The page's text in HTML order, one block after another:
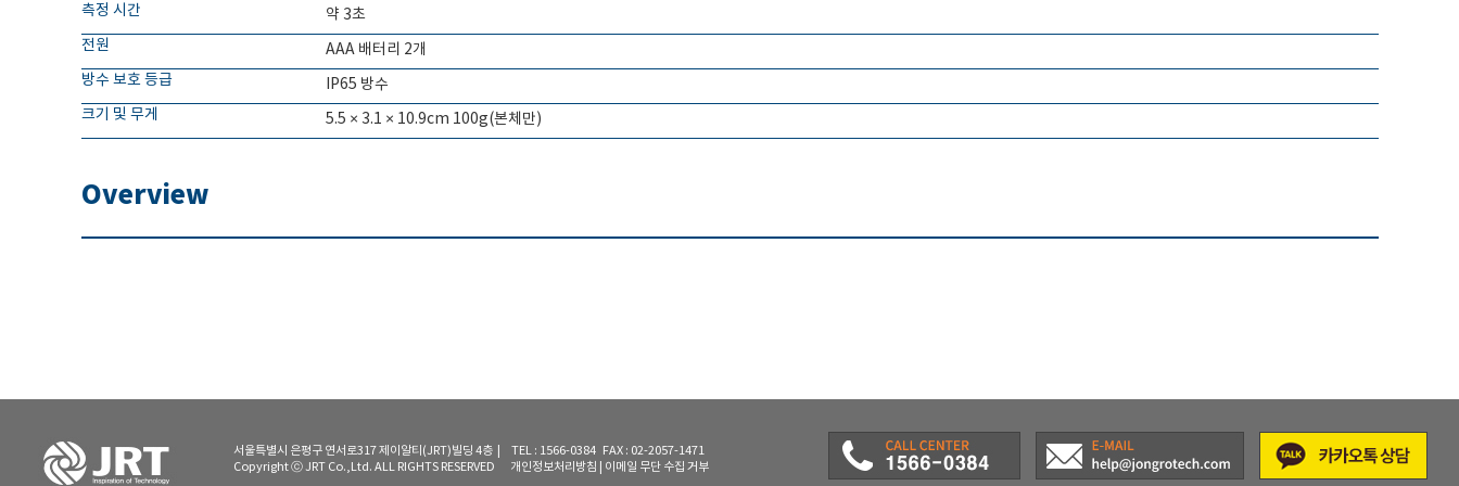
측정 시간
약 3초
전원
AAA 배터리 2개
방수 보호 등급
IP65 방수
크기 및 무게
5.5 × 3.1 × 10.9cm 100g(본체만)
Overview
서울특별시 은평구 연서로317 제이알티(JRT)빌딩 4층 | TEL : 1566-0384 FAX : 02-2057-1471
Copyright ⓒ JRT Co.,Ltd. ALL RIGHTS RESERVED
개인정보처리방침 이메일 무단 수집 거부